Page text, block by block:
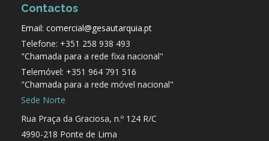
Contactos
Email: comercial@gesautarquia.pt
Telefone: +351 258 938 493
"Chamada para a rede fixa nacional"
Telemóvel: +351 964 791 516
"Chamada para a rede móvel nacional"
Sede Norte
Rua Praça da Graciosa, n.º 124 R/C
4990-218 Ponte de Lima